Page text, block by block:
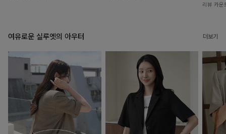
리뷰 카운
여유로운 실루엣의 아우터 더보기